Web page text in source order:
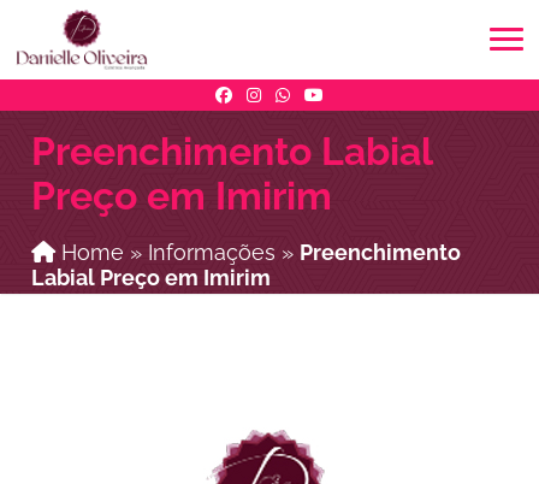
Preenchimento Labial
Preço em Imirim
Home » Informações » Preenchimento
Labial Preço em Imirim